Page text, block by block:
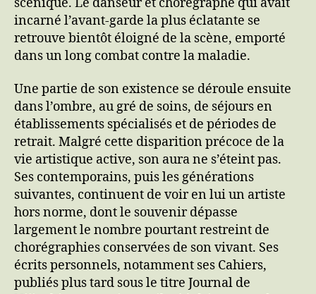
incarné l’avant-garde la plus éclatante se
retrouve bientôt éloigné de la scène, emporté
dans un long combat contre la maladie.
Une partie de son existence se déroule ensuite
dans l’ombre, au gré de soins, de séjours en
établissements spécialisés et de périodes de
retrait. Malgré cette disparition précoce de la
vie artistique active, son aura ne s’éteint pas.
Ses contemporains, puis les générations
suivantes, continuent de voir en lui un artiste
hors norme, dont le souvenir dépasse
largement le nombre pourtant restreint de
chorégraphies conservées de son vivant. Ses
écrits personnels, notamment ses Cahiers,
publiés plus tard sous le titre Journal de